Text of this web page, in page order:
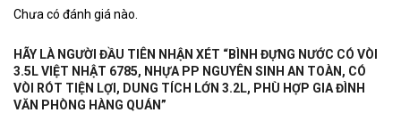
Chưa có đánh giá nào.
HÃY LÀ NGƯỜI ĐẦU TIÊN NHẬN XÉT “BÌNH ĐỰNG NƯỚC CÓ VÒI
3.5L VIỆT NHẬT 6785, NHỰA PP NGUYÊN SINH AN TOÀN, CÓ
VÒI RÓT TIỆN LỢI, DUNG TÍCH LỚN 3.2L, PHÙ HỢP GIA ĐÌNH
VĂN PHÒNG HÀNG QUÁN”